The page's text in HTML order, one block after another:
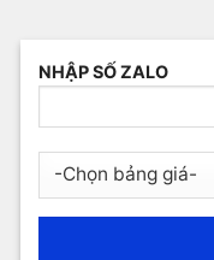
NHẬP SỐ ZALO